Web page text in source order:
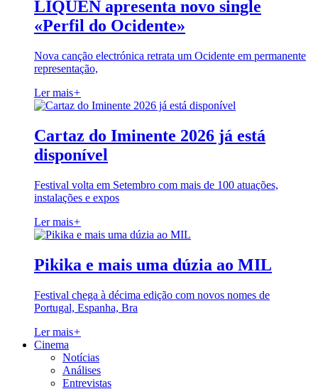
LÍQUEN apresenta novo single
«Perfil do Ocidente»
Nova canção electrónica retrata um Ocidente em permanente
representação,
Ler mais+
Cartaz do Iminente 2026 já está
disponível
Festival volta em Setembro com mais de 100 atuações,
instalações e expos
Ler mais+
Pikika e mais uma dúzia ao MIL
Festival chega à décima edição com novos nomes de
Portugal, Espanha, Bra
Ler mais+
Cinema
Notícias
Análises
Entrevistas